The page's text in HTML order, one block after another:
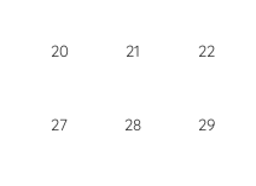
20 21 22
27 28 29